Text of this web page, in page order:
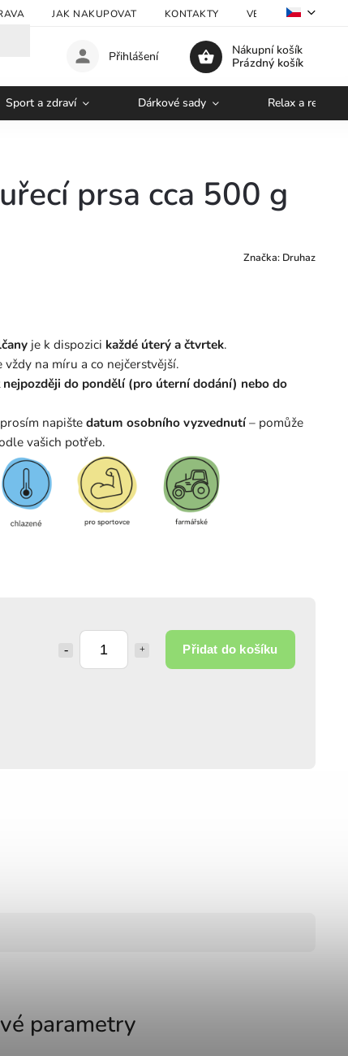
JAK NAKUPOVAT KONTAKTY VELKOOBCHOD
Nákupní košík
Prázdný košík
Přihlášení
Sport a zdraví Dárkové sady Relax a
Přidat do košíku
prsa cca 500 g
Značka: Druhaz
je k dispozici každé úterý a čtvrtek.
vždy na míru a co nejčerstvější.
nejpozději do pondělí (pro úterní dodání) nebo do
napištedatum osobního vyzvednutí– pomůže
vašich potřeb.
parametry